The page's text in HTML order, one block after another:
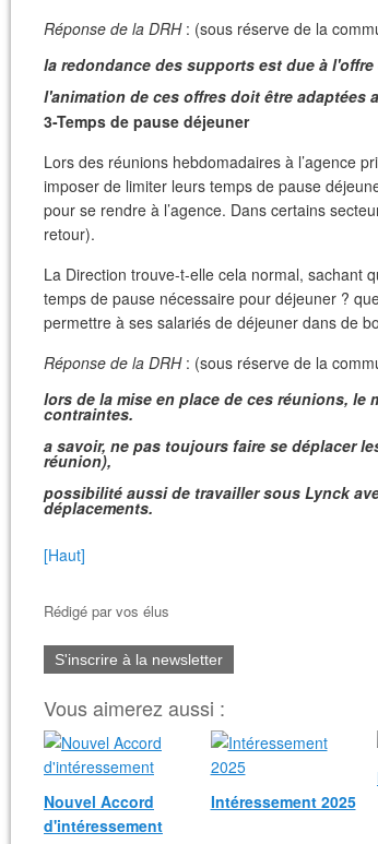
Réponse de la DRH: (sous réserve de la
la redondance des supports est due à l'offre
l'animation de ces offres doit être adaptées
3-Temps de pause déjeuner
Lors des réunions hebdomadaires à l’agence
imposer de limiter leurs temps de pause
pour se rendre à l’agence. Dans certains
retour).
La Direction trouve-t-elle cela normal, sachant
temps de pause nécessaire pour déjeuner ?
permettre à ses salariés de déjeuner dans de
Réponse de la DRH: (sous réserve de la
lors de la mise en place de ces réunions, le
contraintes.
a savoir, ne pas toujours faire se déplacer
réunion),
possibilité aussi de travailler sous Lynck
déplacements.
[Haut]
Rédigé parvos élus
S'inscrire à la newsletter
Vous aimerez aussi :
Nouvel Accord
d'intéressement
Intéressement 2025